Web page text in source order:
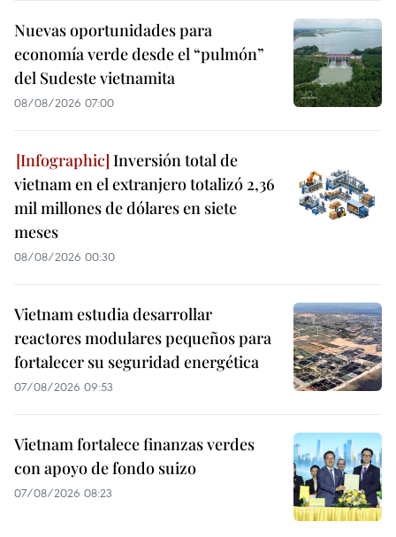
Nuevas oportunidades para
economía verde desde el “pulmón”
del Sudeste vietnamita
08/08/2026 07:00
Inversión total de
vietnam en el extranjero totalizó 2,36
mil millones de dólares en siete
meses
08/08/2026 00:30
Vietnam estudia desarrollar
reactores modulares pequeños para
fortalecer su seguridad energética
07/08/2026 09:53
Vietnam fortalece finanzas verdes
con apoyo de fondo suizo
07/08/2026 08:23